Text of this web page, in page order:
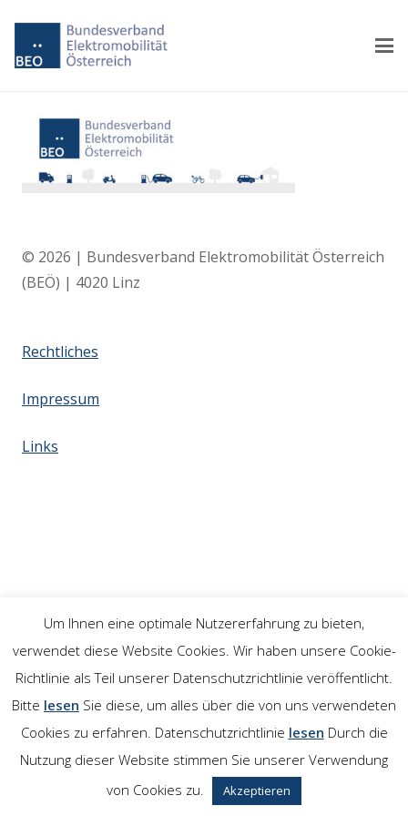
© 2026 | Bundesverband Elektromobilität Österreich
(BEÖ) | 4020 Linz
Rechtliches
Impressum
Links
Um Ihnen eine optimale Nutzererfahrung zu bieten,
verwendet diese Website Cookies. Wir haben unsere Cookie-
Richtlinie als Teil unserer Datenschutzrichtlinie veröffentlicht.
Bitte lesen Sie diese, um alles über die von uns verwendeten
Cookies zu erfahren. Datenschutzrichtlinie lesen Durch die
Nutzung dieser Website stimmen Sie unserer Verwendung
von Cookies zu.
Akzeptieren